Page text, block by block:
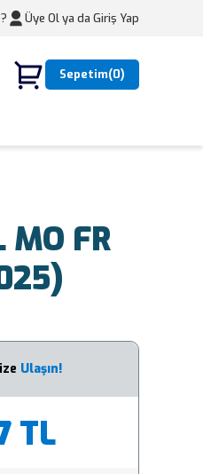
Üye Ol ya da Giriş Yap
Sepetim 0
FR
Ulaşın!
TL